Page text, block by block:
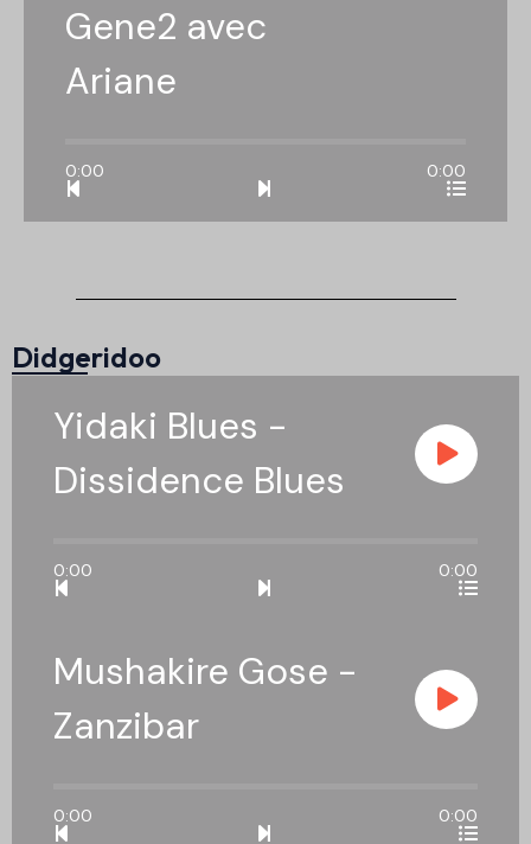
Gene2 avec
Ariane
0:00 0:00
Didgeridoo
Yidaki Blues -
Dissidence Blues
0:00 0:00
Mushakire Gose -
Zanzibar
0:00 0:00